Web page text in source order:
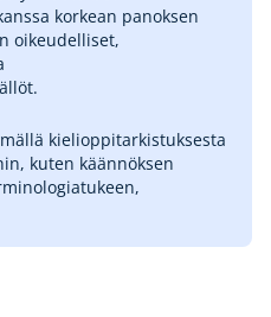
korkean panoksen
oikeudelliset,
kielioppitarkistuksesta
kuten käännöksen